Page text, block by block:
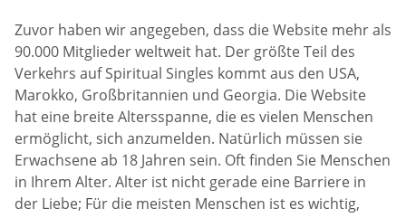
Zuvor haben wir angegeben, dass die Website mehr als
90.000 Mitglieder weltweit hat. Der größte Teil des
Verkehrs auf Spiritual Singles kommt aus den USA,
Marokko, Großbritannien und Georgia. Die Website
hat eine breite Altersspanne, die es vielen Menschen
ermöglicht, sich anzumelden. Natürlich müssen sie
Erwachsene ab 18 Jahren sein. Oft finden Sie Menschen
in Ihrem Alter. Alter ist nicht gerade eine Barriere in
der Liebe; Für die meisten Menschen ist es wichtig,